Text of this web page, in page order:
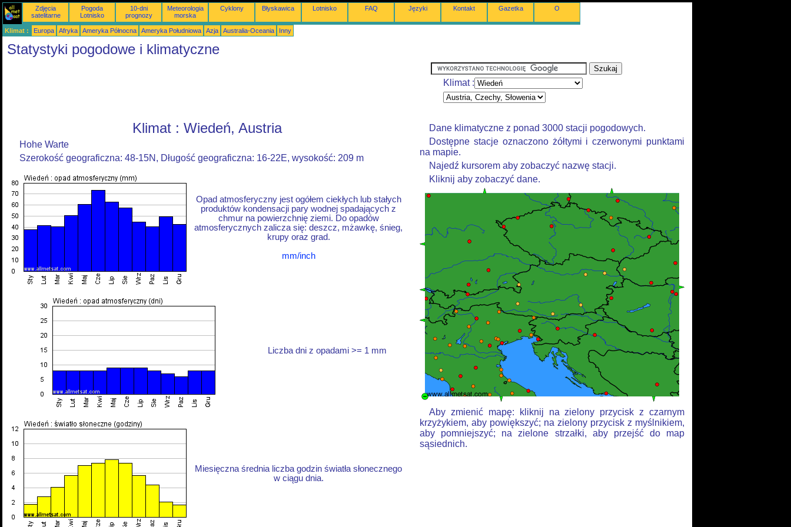
Zdjęcia
satelitarne
Pogoda
Lotnisko
10-dni
prognozy
Meteorologia
morska
Cyklony Błyskawica Lotnisko FAQ Języki Kontakt Gazetka O
Klimat : Europa Afryka Ameryka Północna Ameryka Południowa Azja Australia-Oceania Inny
Statystyki pogodowe i klimatyczne
Klimat :
Klimat : Wiedeń, Austria
Hohe Warte
Szerokość geograficzna: 48-15N, Długość geograficzna: 16-22E, wysokość: 209 m
Opad atmosferyczny jest ogółem ciekłych lub stałych
produktów kondensacji pary wodnej spadających z
chmur na powierzchnię ziemi. Do opadów
atmosferycznych zalicza się: deszcz, mżawkę, śnieg,
krupy oraz grad.
mm/inch
Liczba dni z opadami >= 1 mm
Miesięczna średnia liczba godzin światła słonecznego
w ciągu dnia.
Dane klimatyczne z ponad 3000 stacji pogodowych.
Dostępne stacje oznaczono żółtymi i czerwonymi punktami
na mapie.
Najedź kursorem aby zobaczyć nazwę stacji.
Kliknij aby zobaczyć dane.
Aby zmienić mapę: kliknij na zielony przycisk z czarnym
krzyżykiem, aby powiększyć; na zielony przycisk z myślnikiem,
aby pomniejszyć; na zielone strzałki, aby przejść do map
sąsiednich.